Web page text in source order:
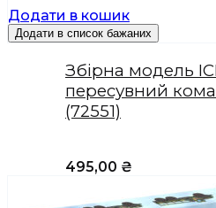
Додати в кошик
Додати в список бажаних
Збірна модель
пересувний
(72551)
495,00 ₴